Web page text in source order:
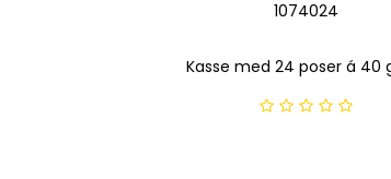
1074024
Kasse med 24 poser á 40